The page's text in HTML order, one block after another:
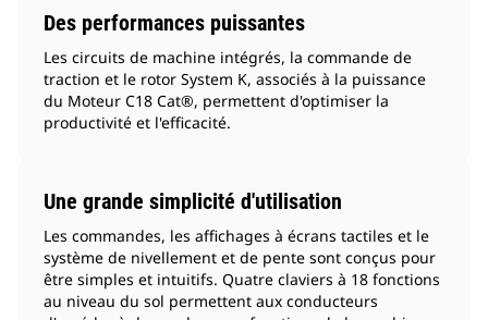
Des performances puissantes
Les circuits de machine intégrés, la commande de
traction et le rotor System K, associés à la puissance
du Moteur C18 Cat®, permettent d'optimiser la
productivité et l'efficacité.
Une grande simplicité d'utilisation
Les commandes, les affichages à écrans tactiles et le
système de nivellement et de pente sont conçus pour
être simples et intuitifs. Quatre claviers à 18 fonctions
au niveau du sol permettent aux conducteurs